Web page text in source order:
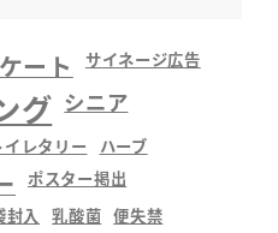
ート サイネージ広告
グ シニア
イレタリー ハーブ
ポスター掲出
封入 乳酸菌 便失禁